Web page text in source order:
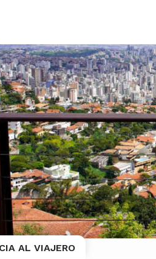
AL VIAJERO